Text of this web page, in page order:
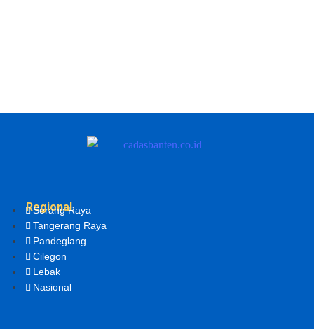
Regional
Serang Raya
Tangerang Raya
Pandeglang
Cilegon
Lebak
Nasional